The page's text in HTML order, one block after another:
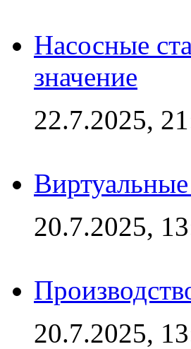
Насосные
значение
22.7.2025,
20.7.2025,
20.7.2025,